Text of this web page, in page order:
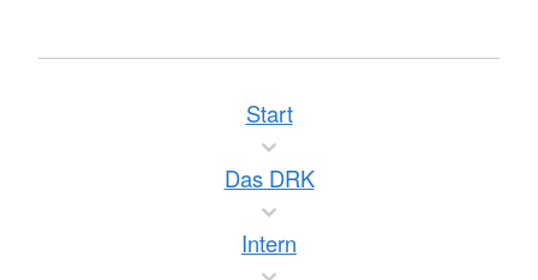
Start
Das DRK
Intern